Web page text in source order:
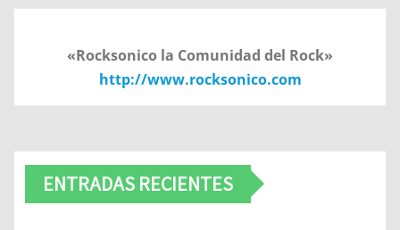
«Rocksonico la Comunidad del Rock»
http://www.rocksonico.com
ENTRADAS RECIENTES